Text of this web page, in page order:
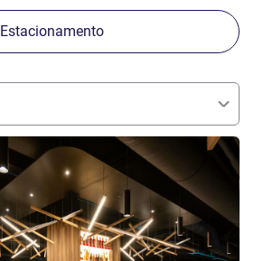
Estacionamento